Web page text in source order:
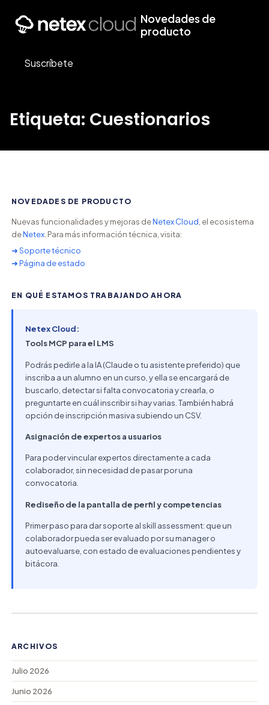
Novedades de
producto
Suscríbete
Etiqueta: Cuestionarios
NOVEDADES DE PRODUCTO
Nuevas funcionalidades y mejoras deNetex Cloud , el ecosistema
deNetex. Para más información técnica, visita:
➜ Soporte técnico
➜ Página de estado
EN QUÉ ESTAMOS TRABAJANDO AHORA
Netex Cloud:
Tools MCP para el LMS
Podrás pedirle a la IA (Claude o tu asistente preferido) que
inscriba a un alumno en un curso, y ella se encargará de
buscarlo, detectar si falta convocatoria y crearla, o
preguntarte en cuál inscribir si hay varias. También habrá
opción de inscripción masiva subiendo un CSV.
Asignación de expertos a usuarios
Para poder vincular expertos directamente a cada
colaborador, sin necesidad de pasar por una
convocatoria.
Rediseño de la pantalla de perfil y competencias
Primer paso para dar soporte al skill assessment: que un
colaborador pueda ser evaluado por su manager o
autoevaluarse, con estado de evaluaciones pendientes y
bitácora.
ARCHIVOS
Julio 2026
Junio 2026